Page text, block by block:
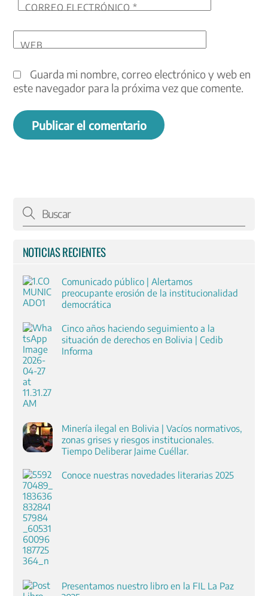
CORREO ELECTRÓNICO*
WEB
Guarda mi nombre, correo electrónico y web en
este navegador para la próxima vez que comente.
NOTICIAS RECIENTES
Comunicado público | Alertamos
preocupante erosión de la institucionalidad
democrática
Cinco años haciendo seguimiento a la
situación de derechos en Bolivia | Cedib
Informa
Minería ilegal en Bolivia | Vacíos normativos,
zonas grises y riesgos institucionales.
Tiempo Deliberar Jaime Cuéllar.
Conoce nuestras novedades literarias 2025
Presentamos nuestro libro en la FIL La Paz